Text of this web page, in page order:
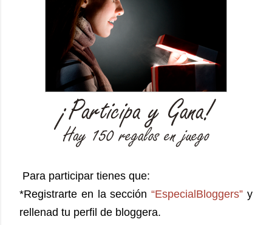
Para participar tienes que:
*Registrarte en la sección“EspecialBloggers” y
rellenad tu perfil de bloggera.